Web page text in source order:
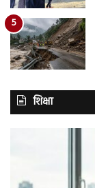
शिक्षा